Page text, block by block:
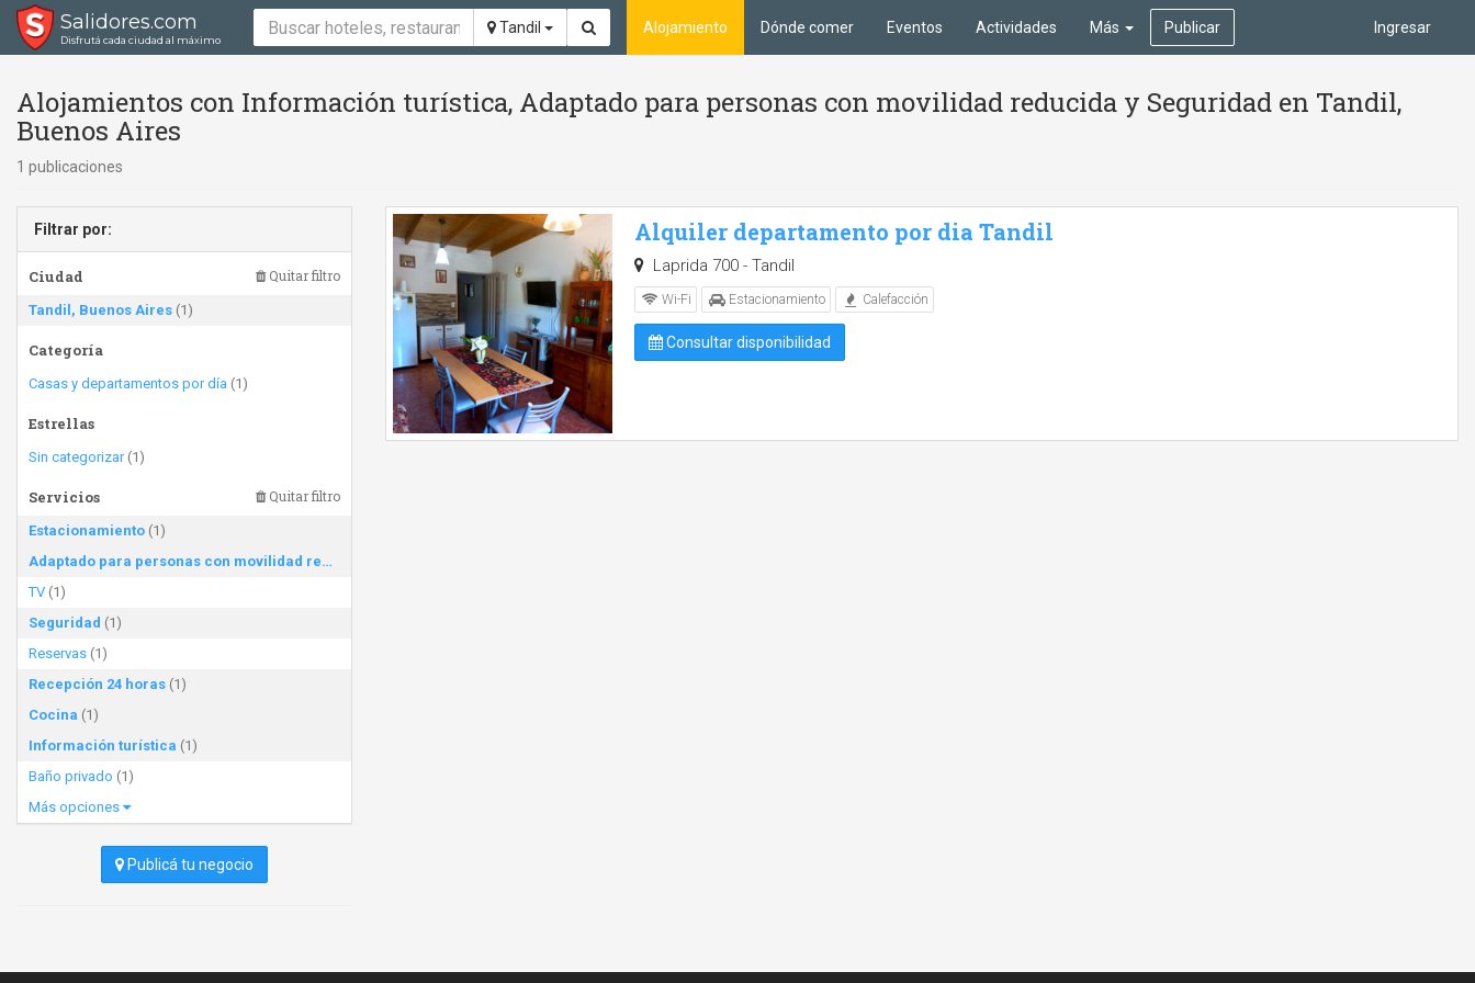
Salidores.com
Disfrutá cada ciudad al máximo
Tandil Ingresar
Alojamiento Dónde comer Eventos Actividades Más Publicar
Alojamientos con Información turística, Adaptado para personas con movilidad reducida y Seguridad en Tandil,
Buenos Aires
1 publicaciones
Filtrar por:
Ciudad Quitar filtro
Tandil, Buenos Aires (1)
Categoría
Casas y departamentos por día (1)
Estrellas
Sin categorizar(1)
Servicios Quitar filtro
Estacionamiento (1)
Adaptado para personas con movilidad reducida
TV (1)
Seguridad (1)
Reservas (1)
Recepción 24 horas (1)
Cocina (1)
Información turística (1)
Baño privado (1)
Más opciones
Publicá tu negocio
Alquiler departamento por dia Tandil
Laprida 700 - Tandil
Wi-Fi Estacionamiento Calefacción
Consultar disponibilidad